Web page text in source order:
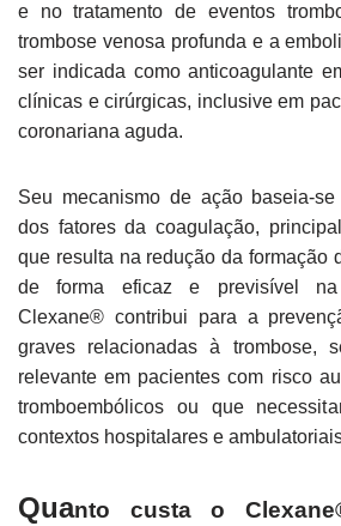
e no tratamento de eventos
trombose venosa profunda e a
ser indicada como anticoagulante
clínicas e cirúrgicas, inclusive em
coronariana aguda.
Seu mecanismo de ação baseia-
dos fatores da coagulação,
que resulta na redução da formação
de forma eficaz e previsível na
Clexane® contribui para a
graves relacionadas à trombose,
relevante em pacientes com risco
tromboembólicos ou que
contextos hospitalares e
Quanto custa o